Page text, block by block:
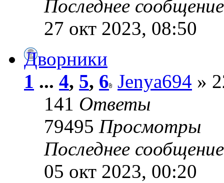
Последнее
27 окт 2023, 08:50
Дворники
1 ... 4, 5, 6 Jenya694 »
141 Ответы
79495 Просмотры
Последнее
05 окт 2023, 00:20